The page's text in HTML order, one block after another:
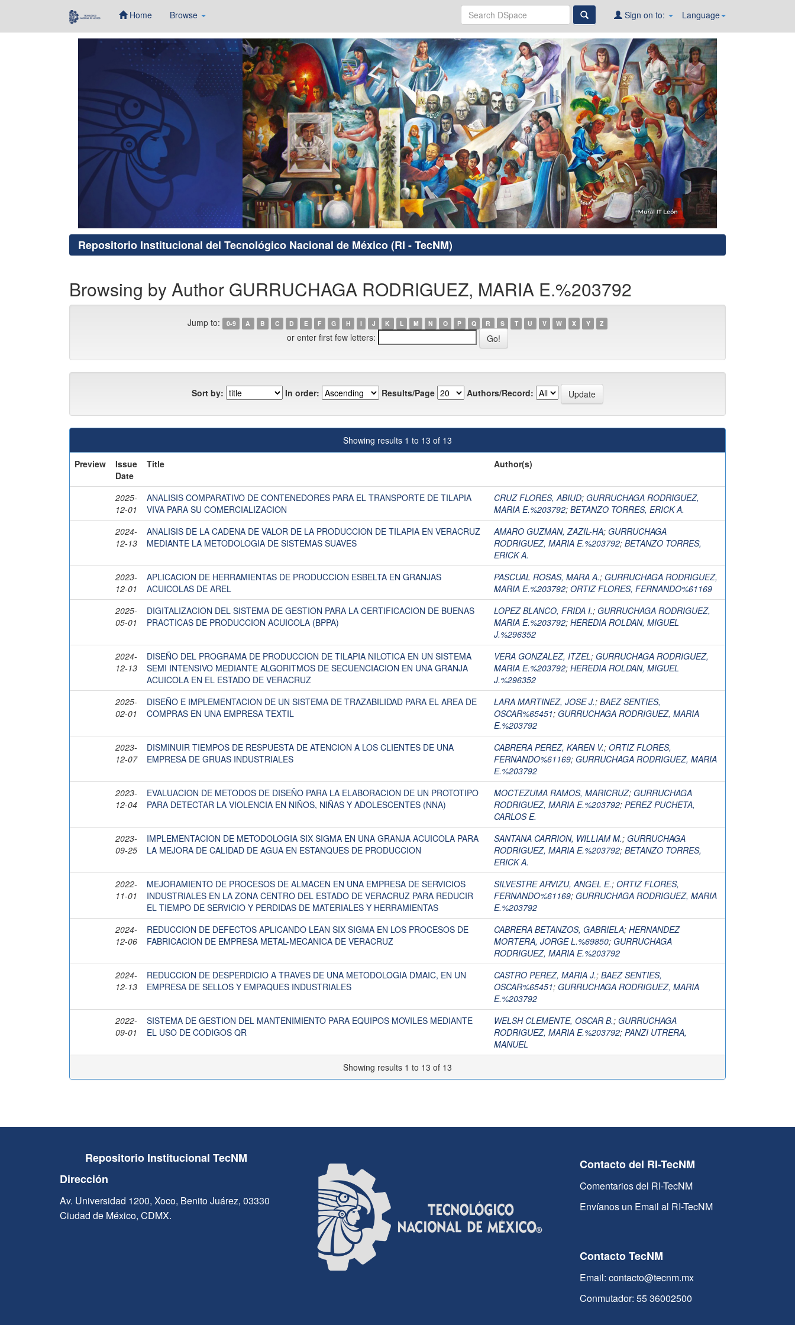
Home Browse Language
Sign on to:
Repositorio Institucional del Tecnológico Nacional de México (RI - TecNM)
Browsing by Author GURRUCHAGA RODRIGUEZ, MARIA E.%203792
Jump to: 0-9 A B C D E F G H I J K L M N O P Q R S T U V W X Y Z
or enter first few letters:
Sort by: In order: Results/Page Authors/Record:
Showing results 1 to 13 of 13
Preview
Issue
Date
Title Author(s)
2025-
12-01
ANALISIS COMPARATIVO DE CONTENEDORES PARA EL TRANSPORTE DE TILAPIA
VIVA PARA SU COMERCIALIZACION
CRUZ FLORES, ABIUD; GURRUCHAGA RODRIGUEZ,
MARIA E.%203792; BETANZO TORRES, ERICK A.
2024-
12-13
ANALISIS DE LA CADENA DE VALOR DE LA PRODUCCION DE TILAPIA EN VERACRUZ
MEDIANTE LA METODOLOGIA DE SISTEMAS SUAVES
AMARO GUZMAN, ZAZIL-HA; GURRUCHAGA
RODRIGUEZ, MARIA E.%203792; BETANZO TORRES,
ERICK A.
2023-
12-01
APLICACION DE HERRAMIENTAS DE PRODUCCION ESBELTA EN GRANJAS
ACUICOLAS DE AREL
PASCUAL ROSAS, MARA A.; GURRUCHAGA RODRIGUEZ,
MARIA E.%203792; ORTIZ FLORES, FERNANDO%61169
2025-
05-01
DIGITALIZACION DEL SISTEMA DE GESTION PARA LA CERTIFICACION DE BUENAS
PRACTICAS DE PRODUCCION ACUICOLA (BPPA)
LOPEZ BLANCO, FRIDA I.; GURRUCHAGA RODRIGUEZ,
MARIA E.%203792; HEREDIA ROLDAN, MIGUEL
J.%296352
2024-
12-13
DISEÑO DEL PROGRAMA DE PRODUCCION DE TILAPIA NILOTICA EN UN SISTEMA
SEMI INTENSIVO MEDIANTE ALGORITMOS DE SECUENCIACION EN UNA GRANJA
ACUICOLA EN EL ESTADO DE VERACRUZ
VERA GONZALEZ, ITZEL; GURRUCHAGA RODRIGUEZ,
MARIA E.%203792; HEREDIA ROLDAN, MIGUEL
J.%296352
2025-
02-01
DISEÑO E IMPLEMENTACION DE UN SISTEMA DE TRAZABILIDAD PARA EL AREA DE
COMPRAS EN UNA EMPRESA TEXTIL
LARA MARTINEZ, JOSE J.; BAEZ SENTIES,
OSCAR%65451; GURRUCHAGA RODRIGUEZ, MARIA
E.%203792
2023-
12-07
DISMINUIR TIEMPOS DE RESPUESTA DE ATENCION A LOS CLIENTES DE UNA
EMPRESA DE GRUAS INDUSTRIALES
CABRERA PEREZ, KAREN V.; ORTIZ FLORES,
FERNANDO%61169; GURRUCHAGA RODRIGUEZ, MARIA
E.%203792
2023-
12-04
EVALUACION DE METODOS DE DISEÑO PARA LA ELABORACION DE UN PROTOTIPO
PARA DETECTAR LA VIOLENCIA EN NIÑOS, NIÑAS Y ADOLESCENTES (NNA)
MOCTEZUMA RAMOS, MARICRUZ; GURRUCHAGA
RODRIGUEZ, MARIA E.%203792; PEREZ PUCHETA,
CARLOS E.
2023-
09-25
IMPLEMENTACION DE METODOLOGIA SIX SIGMA EN UNA GRANJA ACUICOLA PARA
LA MEJORA DE CALIDAD DE AGUA EN ESTANQUES DE PRODUCCION
SANTANA CARRION, WILLIAM M.; GURRUCHAGA
RODRIGUEZ, MARIA E.%203792; BETANZO TORRES,
ERICK A.
2022-
11-01
MEJORAMIENTO DE PROCESOS DE ALMACEN EN UNA EMPRESA DE SERVICIOS
INDUSTRIALES EN LA ZONA CENTRO DEL ESTADO DE VERACRUZ PARA REDUCIR
EL TIEMPO DE SERVICIO Y PERDIDAS DE MATERIALES Y HERRAMIENTAS
SILVESTRE ARVIZU, ANGEL E.; ORTIZ FLORES,
FERNANDO%61169; GURRUCHAGA RODRIGUEZ, MARIA
E.%203792
2024-
12-06
REDUCCION DE DEFECTOS APLICANDO LEAN SIX SIGMA EN LOS PROCESOS DE
FABRICACION DE EMPRESA METAL-MECANICA DE VERACRUZ
CABRERA BETANZOS, GABRIELA; HERNANDEZ
MORTERA, JORGE L.%69850; GURRUCHAGA
RODRIGUEZ, MARIA E.%203792
2024-
12-13
REDUCCION DE DESPERDICIO A TRAVES DE UNA METODOLOGIA DMAIC, EN UN
EMPRESA DE SELLOS Y EMPAQUES INDUSTRIALES
CASTRO PEREZ, MARIA J.; BAEZ SENTIES,
OSCAR%65451; GURRUCHAGA RODRIGUEZ, MARIA
E.%203792
2022-
09-01
SISTEMA DE GESTION DEL MANTENIMIENTO PARA EQUIPOS MOVILES MEDIANTE
EL USO DE CODIGOS QR
WELSH CLEMENTE, OSCAR B.; GURRUCHAGA
RODRIGUEZ, MARIA E.%203792; PANZI UTRERA,
MANUEL
Showing results 1 to 13 of 13
Repositorio Institucional TecNM
Dirección
Av. Universidad 1200, Xoco, Benito Juárez, 03330
Ciudad de México, CDMX.
Contacto del RI-TecNM
Comentarios del RI-TecNM
Envíanos un Email al RI-TecNM
Contacto TecNM
Email: contacto@tecnm.mx
Conmutador: 55 36002500